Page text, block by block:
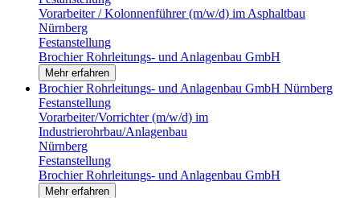
Vorarbeiter / Kolonnenführer (m/w/d) im Asphaltbau
Nürnberg
Festanstellung
Brochier Rohrleitungs- und Anlagenbau GmbH
Mehr erfahren
Brochier Rohrleitungs- und Anlagenbau GmbH Nürnberg
Festanstellung
Vorarbeiter/Vorrichter (m/w/d) im
Industrierohrbau/Anlagenbau
Nürnberg
Festanstellung
Brochier Rohrleitungs- und Anlagenbau GmbH
Mehr erfahren